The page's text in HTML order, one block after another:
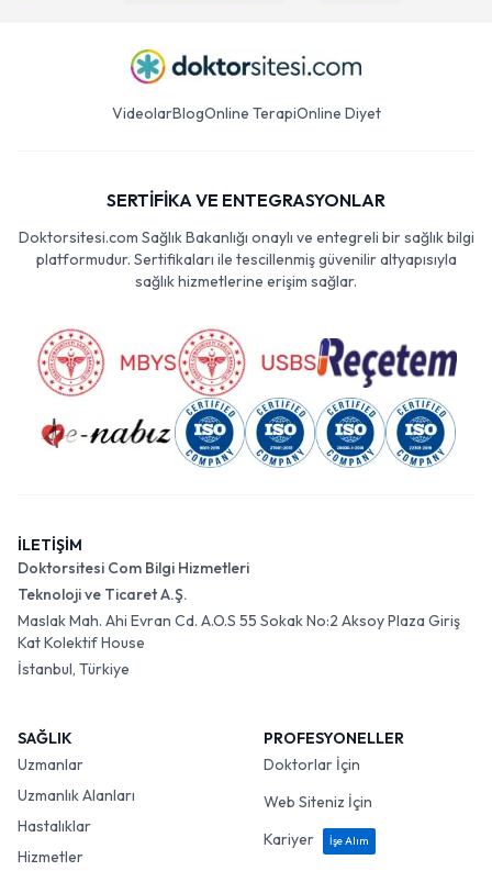
VideolarBlogOnline TerapiOnline Diyet
SERTİFİKA VE ENTEGRASYONLAR
Doktorsitesi.com Sağlık Bakanlığı onaylı ve entegreli bir sağlık bilgi
platformudur. Sertifikaları ile tescillenmiş güvenilir altyapısıyla
sağlık hizmetlerine erişim sağlar.
İLETİŞİM
Doktorsitesi Com Bilgi Hizmetleri
Teknoloji ve Ticaret A.Ş.
Maslak Mah. Ahi Evran Cd. A.O.S 55 Sokak No:2 Aksoy Plaza Giriş
Kat Kolektif House
İstanbul, Türkiye
SAĞLIK
Uzmanlar
Uzmanlık Alanları
Hastalıklar
Hizmetler
PROFESYONELLER
Doktorlar İçin
Web Siteniz İçin
Kariyer
İşe Alım